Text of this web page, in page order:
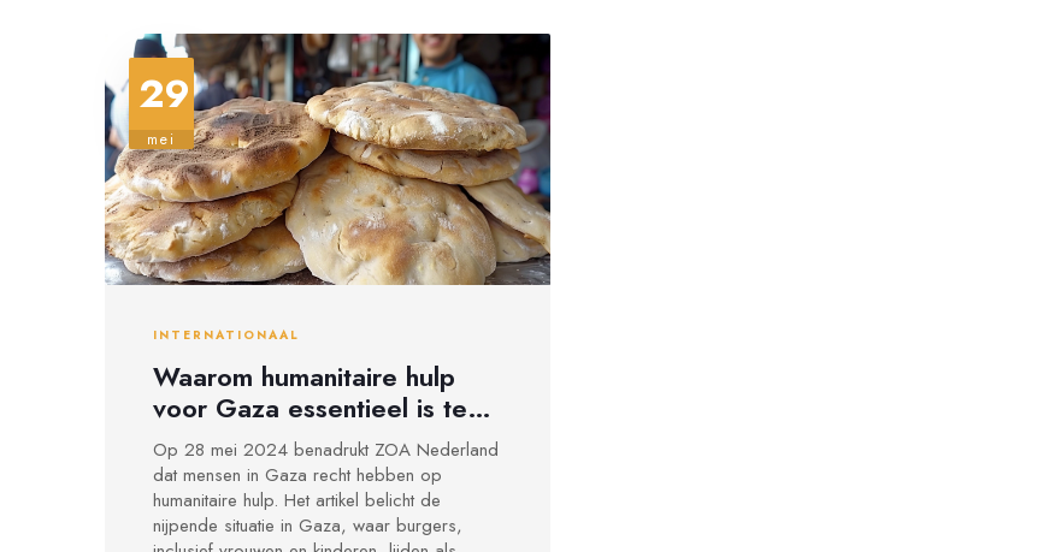
gebruikers expertcommentaar, interviews en
gratis wedstrijdherhalingen bekijken.
29
mei
INTERNATIONAAL
Waarom humanitaire hulp
voor Gaza essentieel is te
midden van conflict en crisis
Op 28 mei 2024 benadrukt ZOA Nederland
dat mensen in Gaza recht hebben op
humanitaire hulp. Het artikel belicht de
nijpende situatie in Gaza, waar burgers,